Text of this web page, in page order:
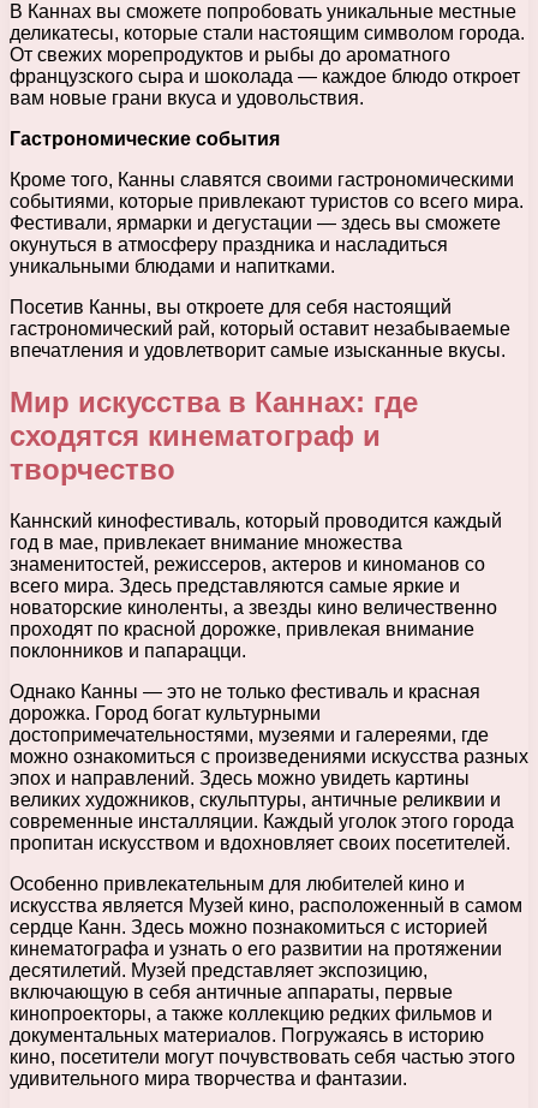
В Каннах вы сможете попробовать уникальные местные
деликатесы, которые стали настоящим символом города.
От свежих морепродуктов и рыбы до ароматного
французского сыра и шоколада — каждое блюдо откроет
вам новые грани вкуса и удовольствия.
Гастрономические события
Кроме того, Канны славятся своими гастрономическими
событиями, которые привлекают туристов со всего мира.
Фестивали, ярмарки и дегустации — здесь вы сможете
окунуться в атмосферу праздника и насладиться
уникальными блюдами и напитками.
Посетив Канны, вы откроете для себя настоящий
гастрономический рай, который оставит незабываемые
впечатления и удовлетворит самые изысканные вкусы.
Мир искусства в Каннах: где
сходятся кинематограф и
творчество
Каннский кинофестиваль, который проводится каждый
год в мае, привлекает внимание множества
знаменитостей, режиссеров, актеров и киноманов со
всего мира. Здесь представляются самые яркие и
новаторские киноленты, а звезды кино величественно
проходят по красной дорожке, привлекая внимание
поклонников и папарацци.
Однако Канны — это не только фестиваль и красная
дорожка. Город богат культурными
достопримечательностями, музеями и галереями, где
можно ознакомиться с произведениями искусства разных
эпох и направлений. Здесь можно увидеть картины
великих художников, скульптуры, античные реликвии и
современные инсталляции. Каждый уголок этого города
пропитан искусством и вдохновляет своих посетителей.
Особенно привлекательным для любителей кино и
искусства является Музей кино, расположенный в самом
сердце Канн. Здесь можно познакомиться с историей
кинематографа и узнать о его развитии на протяжении
десятилетий. Музей представляет экспозицию,
включающую в себя античные аппараты, первые
кинопроекторы, а также коллекцию редких фильмов и
документальных материалов. Погружаясь в историю
кино, посетители могут почувствовать себя частью этого
удивительного мира творчества и фантазии.